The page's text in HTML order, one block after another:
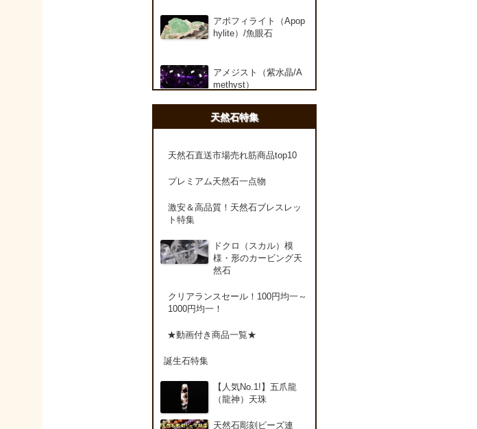
アポフィライト（Apop
hylite）/魚眼石
アメジスト（紫水晶/A
methyst）
アメシスティンクォー
ラベンダーアメジスト
アラゴナイト（霰石/Ar
アンデシン（チベット
産日長石）
アンフィボールインク
ォーツ(Amphibole)
天然石特集
天然石直送市場売れ筋商品top10
プレミアム天然石一点物
激安＆高品質！天然石ブレスレッ
ト特集
ドクロ（スカル）模
様・形のカービング天
然石
クリアランスセール！100円均一～
1000円均一！
★動画付き商品一覧★
誕生石特集
【人気No.1!】五爪龍
（龍神）天珠
天然石彫刻ビーズ連